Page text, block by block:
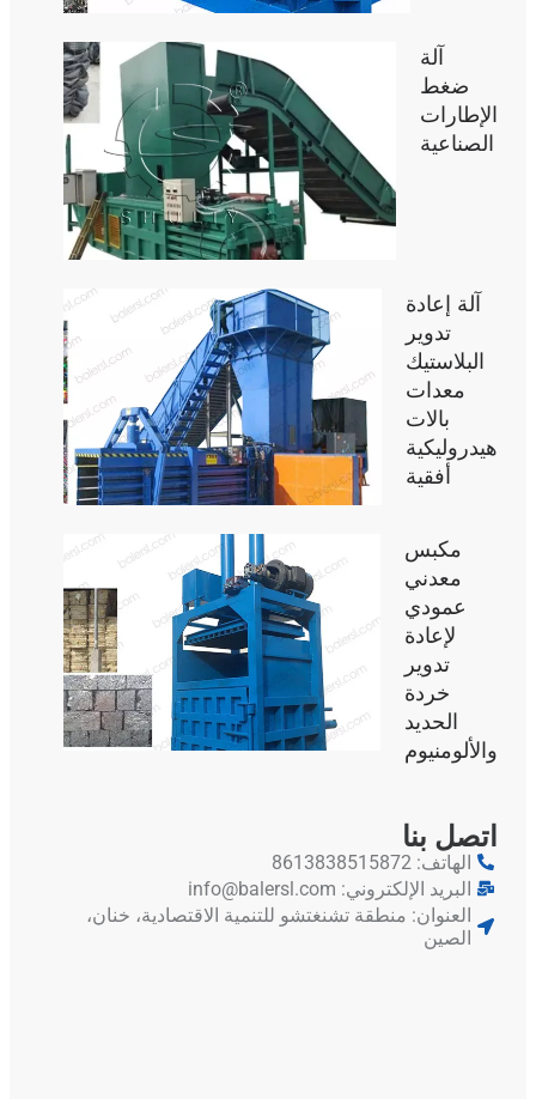
آلة
ضغط
الإطارات
الصناعية
آلة إعادة
تدوير
البلاستيك
معدات
بالات
هيدروليكية
أفقية
مكبس
معدني
عمودي
لإعادة
تدوير
خردة
الحديد
والألومنيوم
اتصل بنا
الهاتف: 8613838515872
البريد الإلكتروني: info@balersl.com
العنوان: منطقة تشنغتشو للتنمية الاقتصادية، خنان،
الصين
Email
Wechat